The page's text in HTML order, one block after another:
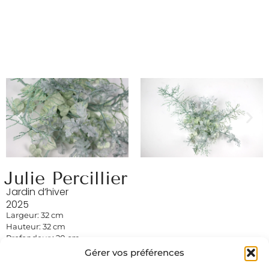
Gérer vos préférences
Julie Percillier
Jardin d’hiver
2025
Largeur: 32 cm
Hauteur: 32 cm
Profondeur : 20 cm
Dentelles aux fuseaux avec fils métalliques et coton, broderies sur
mousseline de soie et velours. Structure murale en MDF.